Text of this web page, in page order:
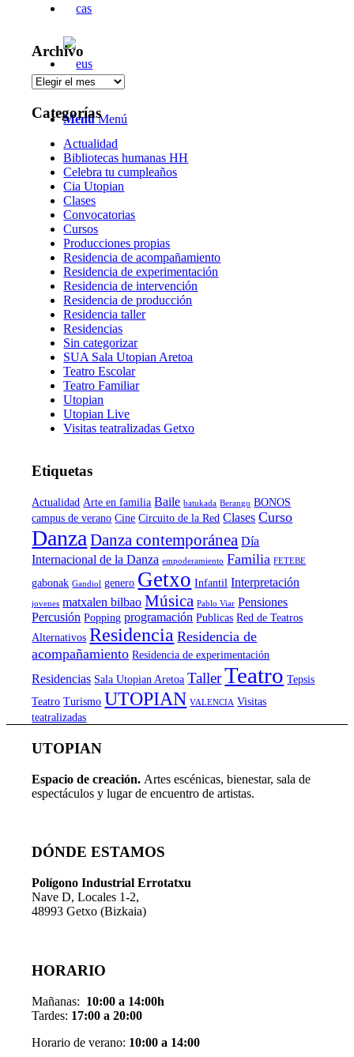
Menú Menú
Archivo
Archivo
Categorías
Actualidad
Bibliotecas humanas HH
Celebra tu cumpleaños
Cia Utopian
Clases
Convocatorias
Cursos
Producciones propias
Residencia de acompañamiento
Residencia de experimentación
Residencia de intervención
Residencia de producción
Residencia taller
Residencias
Sin categorizar
SUA Sala Utopian Aretoa
Teatro Escolar
Teatro Familiar
Utopian
Utopian Live
Visitas teatralizadas Getxo
Etiquetas
Actualidad Arte en familia Baile batukada Berango BONOS
campus de verano Cine Circuito de la Red Clases Curso
Danza Danza contemporánea Día
Internacional de la Danza empoderamiento Familia FETEBE
gabonak Gandiol genero Getxo Infantil Interpretación
jovenes matxalen bilbao Música Pablo Viar Pensiones
Percusión Popping programación Publicas Red de Teatros
Alternativos Residencia Residencia de
acompañamiento Residencia de experimentación
Residencias Sala Utopian Aretoa TallerTeatro Tepsis
Teatro Turismo UTOPIAN VALENCIA Visitas
teatralizadas
UTOPIAN
Espacio de creación. Artes escénicas, bienestar, sala de
espectáculos y lugar de encuentro de artistas.
DÓNDE ESTAMOS
Polígono Industrial Errotatxu
Nave D, Locales 1-2,
48993 Getxo (Bizkaia)
HORARIO
Mañanas: 10:00 a 14:00h
Tardes: 17:00 a 20:00
Horario de verano: 10:00 a 14:00